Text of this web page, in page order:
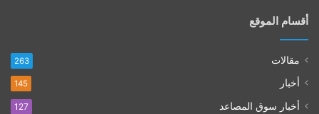
أقسام الموقع
مقالات 263
أخبار 145
أخبار سوق المصاعد 127